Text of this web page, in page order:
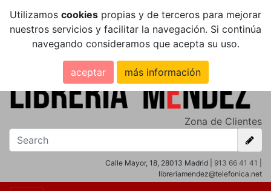
Utilizamos cookies propias y de terceros para mejorar
nuestros servicios y facilitar la navegación. Si continúa
navegando consideramos que acepta su uso.
aceptar más información
Zona de Clientes
Calle Mayor, 18, 28013 Madrid | 913 66 41 41
libreriamendez@telefonica.net